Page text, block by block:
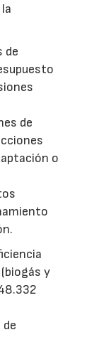
de
de
o
y